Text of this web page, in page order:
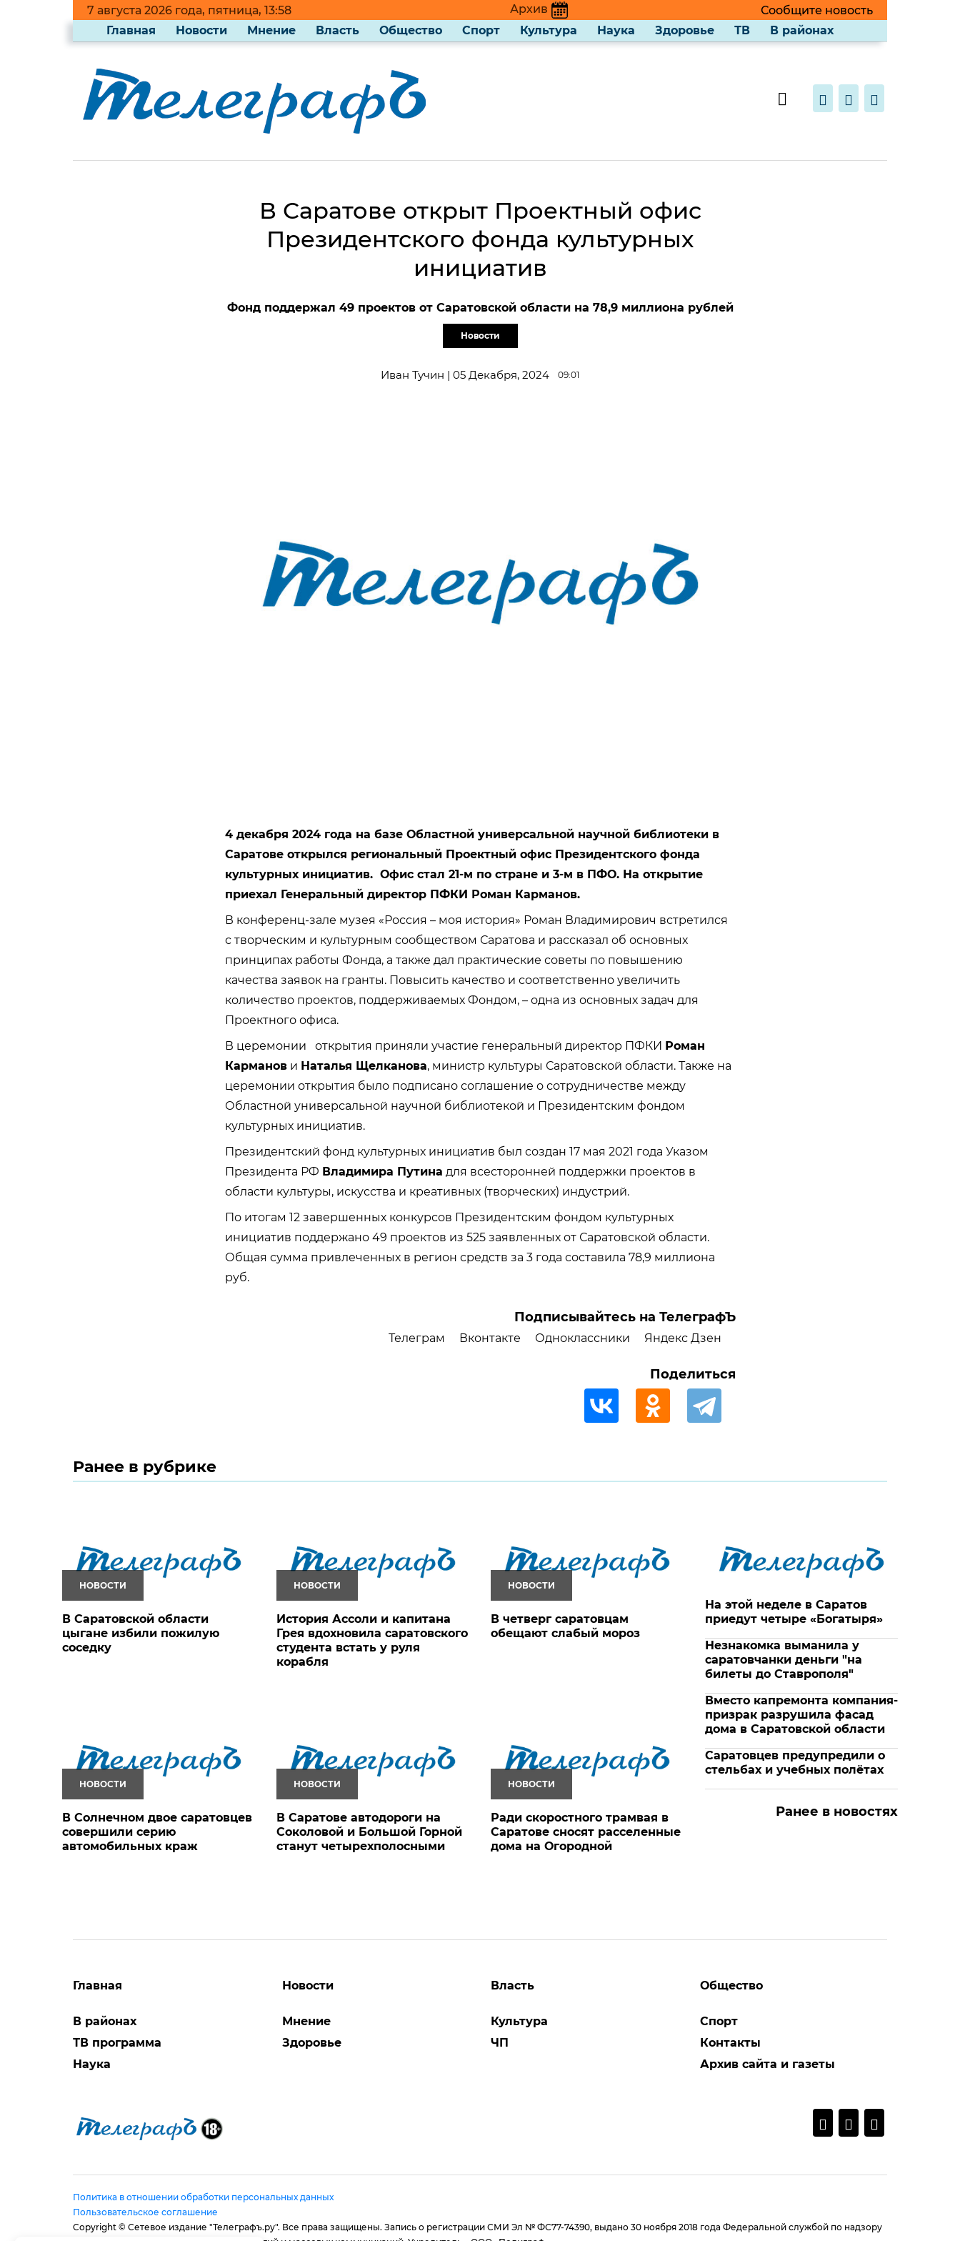
7 августа 2026 года, пятница, 13:58 Архив
Сообщите новость
Главная
Новости Мнение Власть Общество Спорт Культура Наука Здоровье ТВ В районах
В Саратове открыт Проектный офис
Президентского фонда культурных
инициатив
Фонд поддержал 49 проектов от Саратовской области на 78,9 миллиона рублей
Новости
Иван Тучин | 05 Декабря, 2024 09:01
4 декабря 2024 года на базе Областной универсальной научной библиотеки в
Саратове открылся региональный Проектный офис Президентского фонда
культурных инициатив. Офис стал 21-м по стране и 3-м в ПФО. На открытие
приехал Генеральный директор ПФКИ Роман Карманов.
В конференц-зале музея «Россия – моя история» Роман Владимирович встретился
с творческим и культурным сообществом Саратова и рассказал об основных
принципах работы Фонда, а также дал практические советы по повышению
качества заявок на гранты. Повысить качество и соответственно увеличить
количество проектов, поддерживаемых Фондом, – одна из основных задач для
Проектного офиса.
В церемонии открытия приняли участие генеральный директор ПФКИ Роман
Карманови Наталья Щелканова, министр культуры Саратовской области. Также на
церемонии открытия было подписано соглашение о сотрудничестве между
Областной универсальной научной библиотекой и Президентским фондом
культурных инициатив.
Президентский фонд культурных инициатив был создан 17 мая 2021 года Указом
Президента РФ Владимира Путина для всесторонней поддержки проектов в
области культуры, искусства и креативных (творческих) индустрий.
По итогам 12 завершенных конкурсов Президентским фондом культурных
инициатив поддержано 49 проектов из 525 заявленных от Саратовской области.
Общая сумма привлеченных в регион средств за 3 года составила 78,9 миллиона
руб.
Подписывайтесь на ТелеграфЪ
Телеграм Вконтакте Одноклассники Яндекс Дзен
Поделиться
Ранее в рубрике
НОВОСТИ
В Саратовской области
цыгане избили пожилую
соседку
НОВОСТИ
История Ассоли и капитана
Грея вдохновила саратовского
студента встать у руля
корабля
НОВОСТИ
В четверг саратовцам
обещают слабый мороз
НОВОСТИ
В Солнечном двое саратовцев
совершили серию
автомобильных краж
НОВОСТИ
В Саратове автодороги на
Соколовой и Большой Горной
станут четырехполосными
НОВОСТИ
Ради скоростного трамвая в
Саратове сносят расселенные
дома на Огородной
На этой неделе в Саратов
приедут четыре «Богатыря»
Незнакомка выманила у
саратовчанки деньги "на
билеты до Ставрополя"
Вместо капремонта компания-
призрак разрушила фасад
дома в Саратовской области
Саратовцев предупредили о
стельбах и учебных полётах
Ранее в новостях
Главная
В районах
ТВ программа
Наука
Новости
Мнение
Здоровье
Власть
Культура
ЧП
Общество
Спорт
Контакты
Архив сайта и газеты
Политика в отношении обработки персональных данных
Пользовательское соглашение
Copyright © Сетевое издание "Телеграфъ.ру". Все права защищены. Запись о регистрации СМИ Эл № ФС77-74390, выдано 30 ноября 2018 года Федеральной службой по надзору